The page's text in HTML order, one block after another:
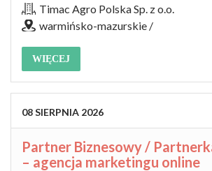
Timac Agro Polska Sp. z o.o.
warmińsko-mazurskie /
WIĘCEJ
08SIERPNIA 2026
Partner Biznesowy /
– agencja marketingu online